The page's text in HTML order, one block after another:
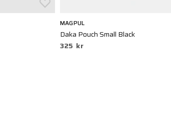
MAGPUL
Daka Pouch Small Black
325 kr